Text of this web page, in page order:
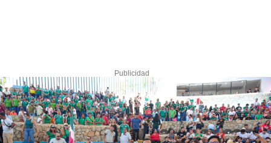
Publicidad